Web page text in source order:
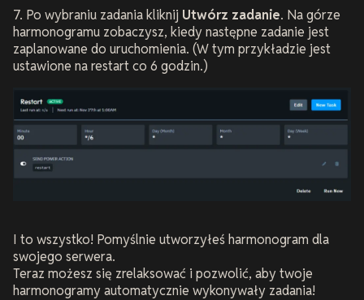
7. Po wybraniu zadania kliknij Utwórz zadanie. Na górze
harmonogramu zobaczysz, kiedy następne zadanie jest
zaplanowane do uruchomienia. (W tym przykładzie jest
ustawione na restart co 6 godzin.)
I to wszystko! Pomyślnie utworzyłeś harmonogram dla
swojego serwera.
Teraz możesz się zrelaksować i pozwolić, aby twoje
harmonogramy automatycznie wykonywały zadania!